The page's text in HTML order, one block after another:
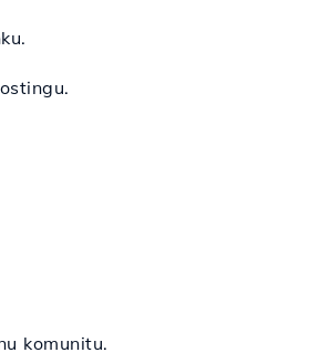
komunitu.